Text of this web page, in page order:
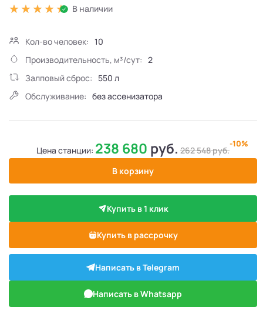
В наличии
Кол-во человек: 10
Производительность, м³/сут: 2
Залповый сброс:
550 л
Обслуживание: без ассенизатора
Цена станции: 238 680 руб. 262 548руб.
-10%
В корзину
Купить в 1 клик
Купить в рассрочку
Написать в Telegram
Написать в Whatsapp